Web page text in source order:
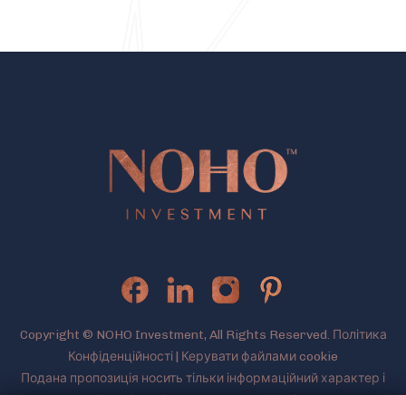
Copyright © NOHO Investment, All Rights Reserved. Політика
Конфіденційності| Керувати файлами cookie
Подана пропозиція носить тільки інформаційний характер і